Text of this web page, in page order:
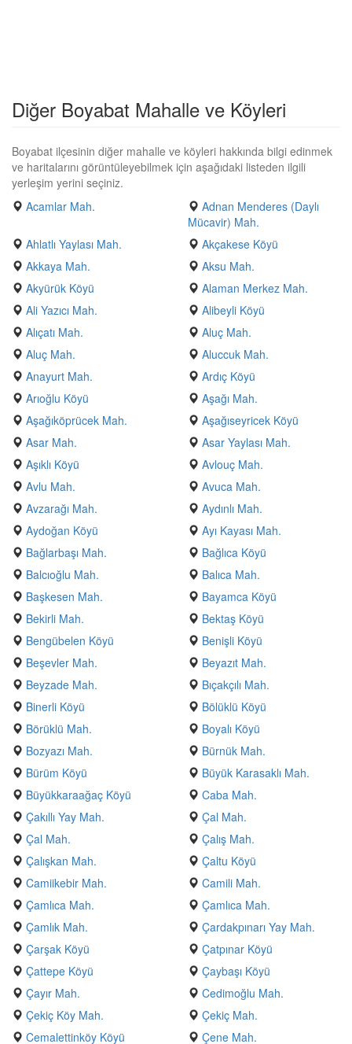
Diğer Boyabat Mahalle ve Köyleri
Boyabat ilçesinin diğer mahalle ve köyleri hakkında bilgi edinmek
ve haritalarını görüntüleyebilmek için aşağıdaki listeden ilgili
yerleşim yerini seçiniz.
Acamlar Mah.
Adnan Menderes (Daylı
Mücavir) Mah.
Ahlatlı Yaylası Mah.
Akçakese Köyü
Akkaya Mah.
Aksu Mah.
Akyürük Köyü
Alaman Merkez Mah.
Ali Yazıcı Mah.
Alibeyli Köyü
Alıçatı Mah.
Aluç Mah.
Aluç Mah.
Aluccuk Mah.
Anayurt Mah.
Ardıç Köyü
Arıoğlu Köyü
Aşağı Mah.
Aşağıköprücek Mah.
Aşağıseyricek Köyü
Asar Mah.
Asar Yaylası Mah.
Aşıklı Köyü
Avlouç Mah.
Avlu Mah.
Avuca Mah.
Avzarağı Mah.
Aydınlı Mah.
Aydoğan Köyü
Ayı Kayası Mah.
Bağlarbaşı Mah.
Bağlıca Köyü
Balcıoğlu Mah.
Balıca Mah.
Başkesen Mah.
Bayamca Köyü
Bekirli Mah.
Bektaş Köyü
Bengübelen Köyü
Benişli Köyü
Beşevler Mah.
Beyazıt Mah.
Beyzade Mah.
Bıçakçılı Mah.
Binerli Köyü
Bölüklü Köyü
Börüklü Mah.
Boyalı Köyü
Bozyazı Mah.
Bürnük Mah.
Bürüm Köyü
Büyük Karasaklı Mah.
Büyükkaraağaç Köyü
Caba Mah.
Çakıllı Yay Mah.
Çal Mah.
Çal Mah.
Çalış Mah.
Çalışkan Mah.
Çaltu Köyü
Camiikebir Mah.
Camili Mah.
Çamlıca Mah.
Çamlıca Mah.
Çamlık Mah.
Çardakpınarı Yay Mah.
Çarşak Köyü
Çatpınar Köyü
Çattepe Köyü
Çaybaşı Köyü
Çayır Mah.
Cedimoğlu Mah.
Çekiç Köy Mah.
Çekiç Mah.
Cemalettinköy Köyü
Çene Mah.